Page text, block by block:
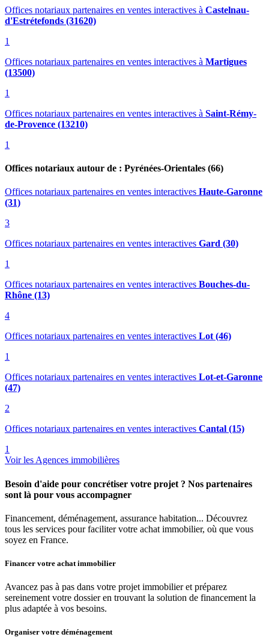
Offices notariaux partenaires en ventes interactives à Castelnau-
d'Estrétefonds (31620)
1
Offices notariaux partenaires en ventes interactives à Martigues
(13500)
1
Offices notariaux partenaires en ventes interactives à Saint-Rémy-
de-Provence (13210)
1
Offices notariaux autour de : Pyrénées-Orientales (66)
Offices notariaux partenaires en ventes interactives Haute-Garonne
(31)
3
Offices notariaux partenaires en ventes interactives Gard (30)
1
Offices notariaux partenaires en ventes interactives Bouches-du-
Rhône (13)
4
Offices notariaux partenaires en ventes interactives Lot (46)
1
Offices notariaux partenaires en ventes interactives Lot-et-Garonne
(47)
2
Offices notariaux partenaires en ventes interactives Cantal (15)
1
Voir les Agences immobilières
Besoin d'aide pour concrétiser votre projet ? Nos partenaires
sont là pour vous accompagner
Financement, déménagement, assurance habitation... Découvrez
tous les services pour faciliter votre achat immobilier, où que vous
soyez en France.
Financer votre achat immobilier
Avancez pas à pas dans votre projet immobilier et préparez
sereinement votre dossier en trouvant la solution de financement la
plus adaptée à vos besoins.
Organiser votre déménagement